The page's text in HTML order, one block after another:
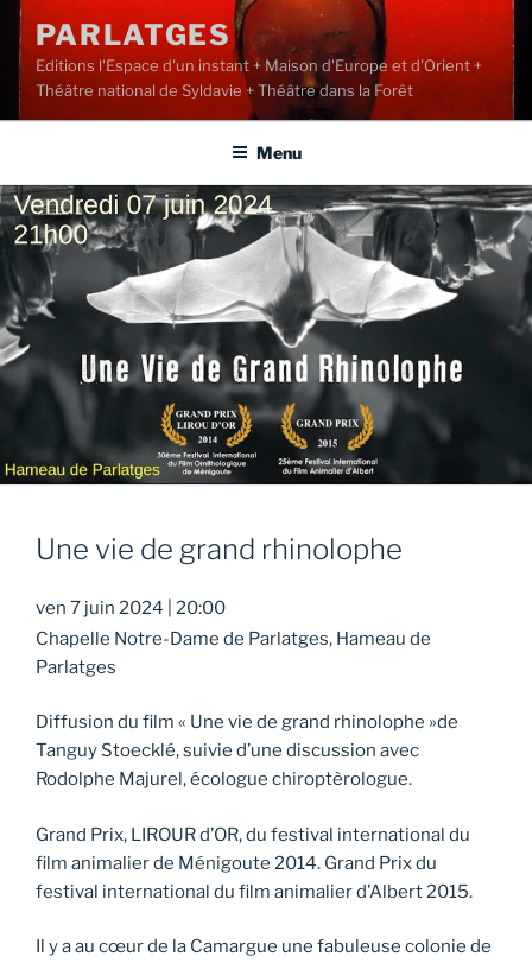
Aller
contenu
principal
PARLATGES
Editions l'Espace d'un instant + Maison d'Europe et d'Orient +
Théâtre national de Syldavie + Théâtre dans la Forêt
Menu
Une vie de grand rhinolophe
ven 7 juin 2024
20:00
Chapelle Notre-Dame de Parlatges, Hameau de
Parlatges
Diffusion du film « Une vie de grand rhinolophe »de
Tanguy Stoecklé, suivie d’une discussion avec
Rodolphe Majurel, écologue chiroptèrologue.
Grand Prix, LIROUR d’OR, du festival international du
film animalier de Ménigoute 2014. Grand Prix du
festival international du film animalier d’Albert 2015.
Il y a au cœur de la Camargue une fabuleuse colonie de